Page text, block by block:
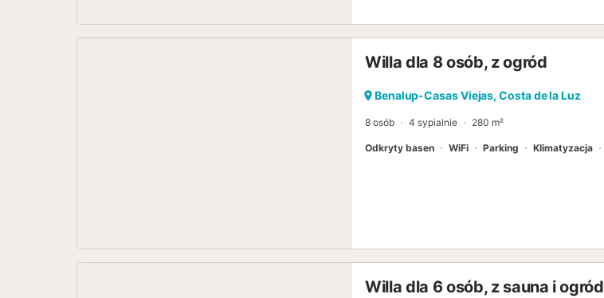
Willa dla 8 osób, z ogród
Benalup-Casas Viejas, Costa de la Luz
8 osób 4 sypialnie 280 m²
Odkryty basen WiFi Parking Klimatyzacja
Willa dla 6 osób, z sauna i ogród